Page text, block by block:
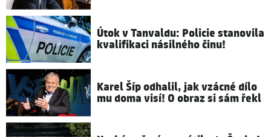
Útok v Tanvaldu: Policie stanovila
kvalifikaci násilného činu!
Karel Šíp odhalil, jak vzácné dílo
mu doma visí! O obraz si sám řekl